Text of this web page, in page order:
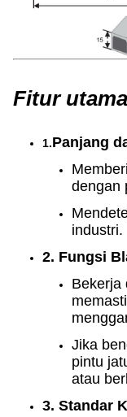
Fitur utama
1.Panjang
dengan
industri.
2. Fungsi
Bekerja
Jika
pintu
atau
3. Standar